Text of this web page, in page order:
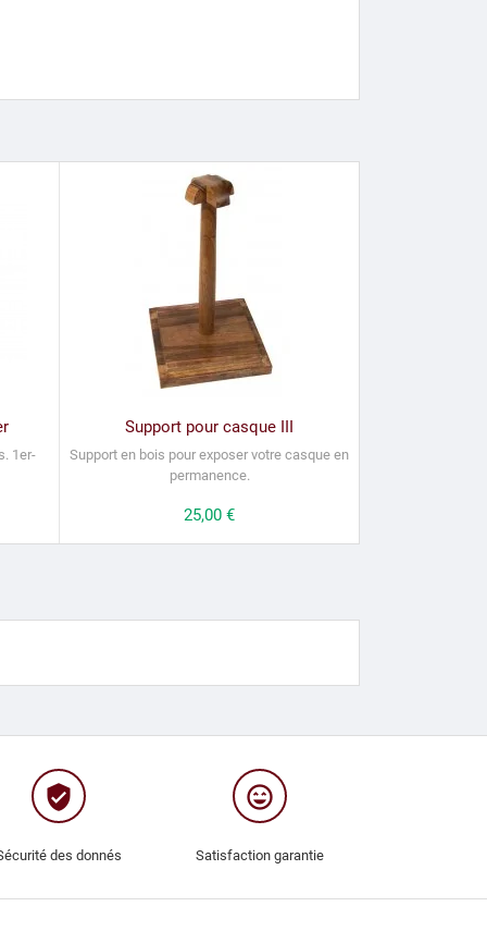
1er-
Support pour casque III
Support en bois pour exposer votre casque en
permanence.
Prix
25,00 €
verified_user
des donnés
sentiment_very_satisfied
Satisfaction garantie